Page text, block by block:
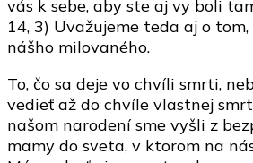
vás k sebe, aby ste aj vy boli
14, 3) Uvažujeme teda aj o
nášho milovaného.
To, čo sa deje vo chvíli smrti,
vedieť až do chvíle vlastnej
našom narodení sme vyšli z
mamy do sveta, v ktorom na